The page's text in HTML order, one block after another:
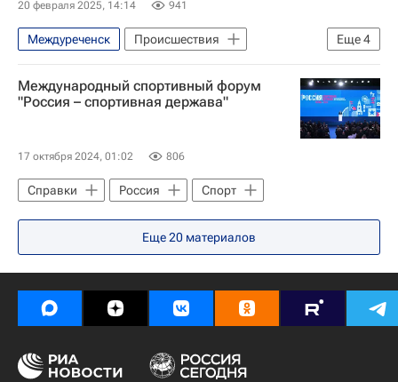
20 февраля 2025, 14:14 941
Еще4
Междуреченск
Происшествия
Кемеровская область
Россия
Международный спортивный форум
"Россия – спортивная держава"
17 октября 2024, 01:02 806
Справки Россия Спорт
Еще20 материалов